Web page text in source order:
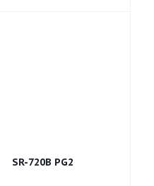
SR-720B PG2